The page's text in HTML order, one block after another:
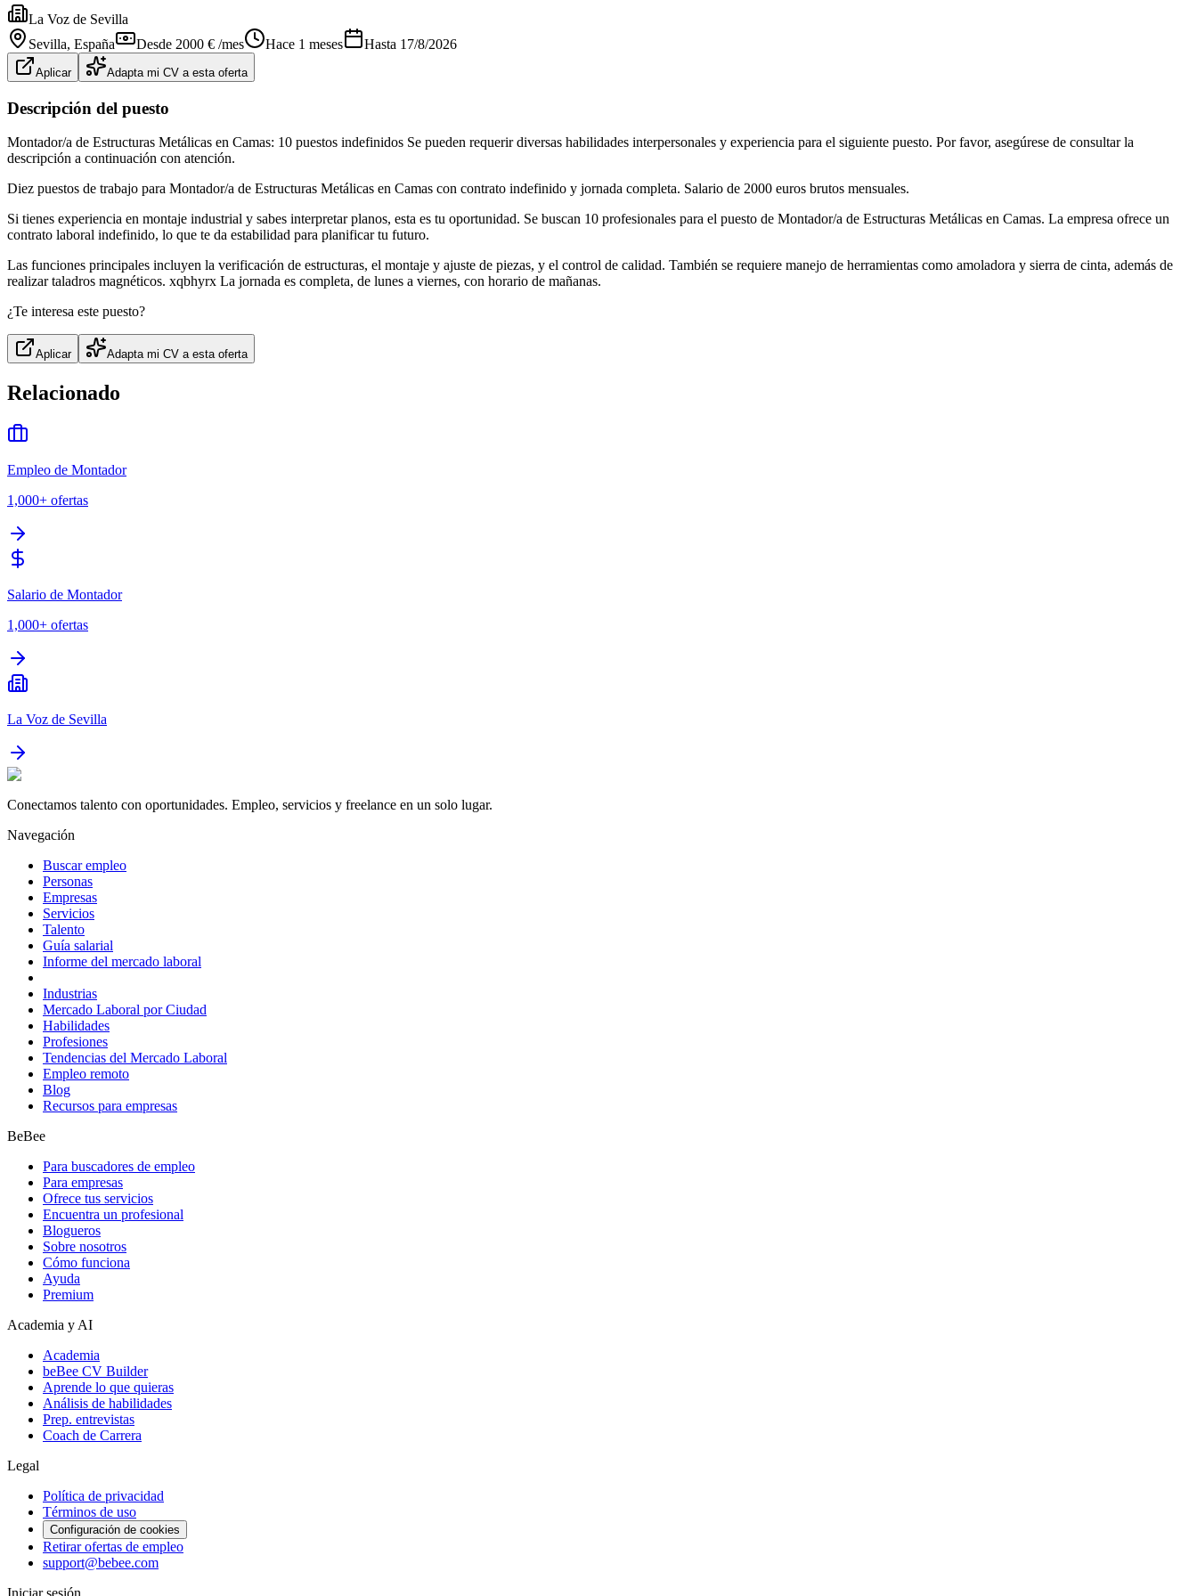
La Voz de Sevilla
Sevilla, España Desde 2000 € /mes Hace 1 meses Hasta 17/8/2026
Aplicar Adapta mi CV a esta oferta
Descripción del puesto
Montador/a de Estructuras Metálicas en Camas: 10 puestos indefinidos Se pueden requerir diversas habilidades interpersonales y experiencia para el siguiente puesto. Por favor, asegúrese de consultar la
descripción a continuación con atención.
Diez puestos de trabajo para Montador/a de Estructuras Metálicas en Camas con contrato indefinido y jornada completa. Salario de 2000 euros brutos mensuales.
Si tienes experiencia en montaje industrial y sabes interpretar planos, esta es tu oportunidad. Se buscan 10 profesionales para el puesto de Montador/a de Estructuras Metálicas en Camas. La empresa ofrece un
contrato laboral indefinido, lo que te da estabilidad para planificar tu futuro.
Las funciones principales incluyen la verificación de estructuras, el montaje y ajuste de piezas, y el control de calidad. También se requiere manejo de herramientas como amoladora y sierra de cinta, además de
realizar taladros magnéticos. xqbhyrx La jornada es completa, de lunes a viernes, con horario de mañanas.
¿Te interesa este puesto?
Aplicar Adapta mi CV a esta oferta
Relacionado
Empleo de Montador
1,000+ ofertas
Salario de Montador
1,000+ ofertas
La Voz de Sevilla
Conectamos talento con oportunidades. Empleo, servicios y freelance en un solo lugar.
Navegación
Buscar empleo
Personas
Empresas
Servicios
Talento
Guía salarial
Informe del mercado laboral
Industrias
Mercado Laboral por Ciudad
Habilidades
Profesiones
Tendencias del Mercado Laboral
Empleo remoto
Blog
Recursos para empresas
BeBee
Para buscadores de empleo
Para empresas
Ofrece tus servicios
Encuentra un profesional
Blogueros
Sobre nosotros
Cómo funciona
Ayuda
Premium
Academia y AI
Academia
beBee CV Builder
Aprende lo que quieras
Análisis de habilidades
Prep. entrevistas
Coach de Carrera
Legal
Política de privacidad
Términos de uso
Configuración de cookies
Retirar ofertas de empleo
support@bebee.com